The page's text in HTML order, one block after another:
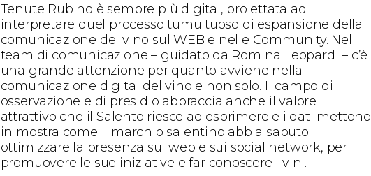
Tenute Rubino è sempre più digital, proiettata ad
interpretare quel processo tumultuoso di espansione della
comunicazione del vino sul WEB e nelle Community. Nel
team di comunicazione – guidato da Romina Leopardi – c’è
una grande attenzione per quanto avviene nella
comunicazione digital del vino e non solo. Il campo di
osservazione e di presidio abbraccia anche il valore
attrattivo che il Salento riesce ad esprimere e i dati mettono
in mostra come il marchio salentino abbia saputo
ottimizzare la presenza sul web e sui social network, per
promuovere le sue iniziative e far conoscere i vini.